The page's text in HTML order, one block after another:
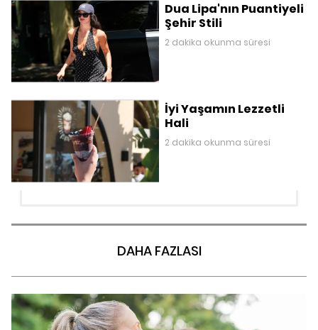
Dua Lipa'nın Puantiyeli
Şehir Stili
2 dakika okunma süresi
İyi Yaşamın Lezzetli
Hali
2 dakika okunma süresi
DAHA FAZLASI